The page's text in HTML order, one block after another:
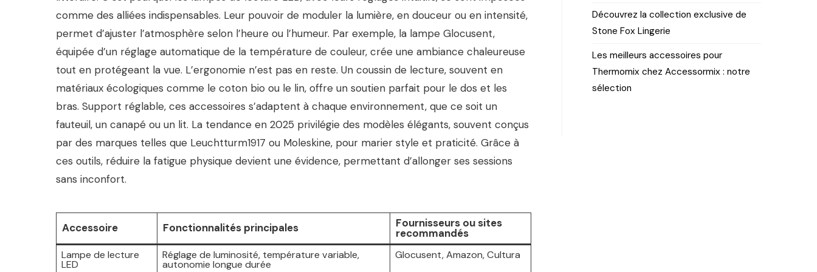
comme des alliées indispensables. Leur pouvoir de moduler la lumière, en douceur ou en intensité,
permet d’ajuster l’atmosphère selon l’heure ou l’humeur. Par exemple, la lampe Glocusent,
équipée d’un réglage automatique de la température de couleur, crée une ambiance chaleureuse
tout en protégeant la vue. L’ergonomie n’est pas en reste. Un coussin de lecture, souvent en
matériaux écologiques comme le coton bio ou le lin, offre un soutien parfait pour le dos et les
bras. Support réglable, ces accessoires s’adaptent à chaque environnement, que ce soit un
fauteuil, un canapé ou un lit. La tendance en 2025 privilégie des modèles élégants, souvent conçus
par des marques telles que Leuchtturm1917 ou Moleskine, pour marier style et praticité. Grâce à
ces outils, réduire la fatigue physique devient une évidence, permettant d’allonger ses sessions
sans inconfort.
Accessoire Fonctionnalités principales Fournisseurs ou sites
recommandés
Lampe de lecture
LED
Réglage de luminosité, température variable,
autonomie longue durée
Glocusent, Amazon, Cultura
Découvrez la collection exclusive de
Stone Fox Lingerie
Les meilleurs accessoires pour
Thermomix chez Accessormix : notre
sélection